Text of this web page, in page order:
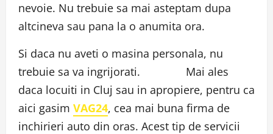
nevoie. Nu trebuie sa mai asteptam dupa
altcineva sau pana la o anumita ora.
Si daca nu aveti o masina personala, nu
trebuie sa va ingrijorati. Mai ales
daca locuiti in Cluj sau in apropiere, pentru ca
aici gasim VAG24, cea mai buna firma de
inchirieri auto din oras. Acest tip de servicii